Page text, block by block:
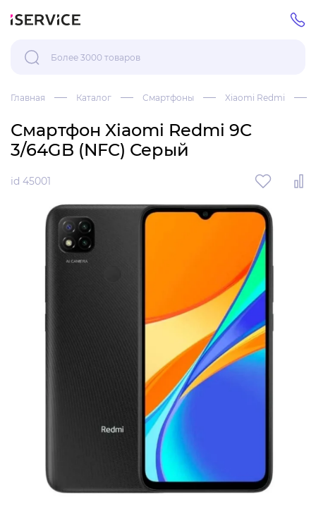
Главная Каталог Смартфоны Xiaomi Redmi
Смартфон Xiaomi Redmi 9C
3/64GB (NFC) Серый
id 45001